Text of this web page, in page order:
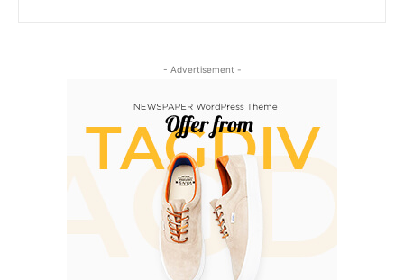
- Advertisement -